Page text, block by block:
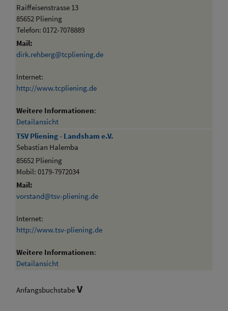
Raiffeisenstrasse 13
85652 Pliening
Telefon: 0172-7078889
Mail:
dirk.rehberg@tcpliening.de
Internet:
http://www.tcpliening.de
Weitere Informationen:
Detailansicht
TSV Pliening - Landsham e.V.
Sebastian Halemba
85652 Pliening
Mobil: 0179-7972034
Mail:
vorstand@tsv-pliening.de
Internet:
http://www.tsv-pliening.de
Weitere Informationen:
Detailansicht
Anfangsbuchstabe V